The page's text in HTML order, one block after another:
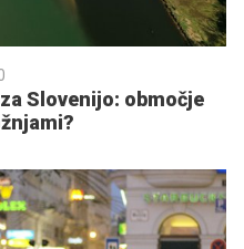
Slovenijo: območje